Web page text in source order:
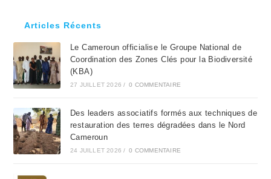
Articles Récents
Le Cameroun officialise le Groupe National de
Coordination des Zones Clés pour la Biodiversité
(KBA)
27 JUILLET 2026 / 0 COMMENTAIRE
Des leaders associatifs formés aux techniques de
restauration des terres dégradées dans le Nord
Cameroun
24 JUILLET 2026 / 0 COMMENTAIRE